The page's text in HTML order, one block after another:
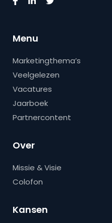
Menu
Marketingthema’s
Veelgelezen
Vacatures
Jaarboek
Partnercontent
Over
Missie & Visie
Colofon
Kansen